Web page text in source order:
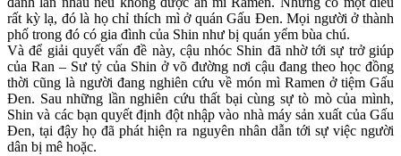
rất kỳ lạ, đó là họ chỉ thích mì ở quán Gấu Đen. Mọi người ở thành
phố trong đó có gia đình của Shin như bị quán yểm bùa chú.
Và để giải quyết vấn đề này, cậu nhóc Shin đã nhờ tới sự trở giúp
của Ran – Sư tỷ của Shin ở võ đường nơi cậu đang theo học đồng
thời cũng là người đang nghiên cứu về món mì Ramen ở tiệm Gấu
Đen. Sau những lần nghiên cứu thất bại cùng sự tò mò của mình,
Shin và các bạn quyết định đột nhập vào nhà máy sản xuất của Gấu
Đen, tại đậy họ đã phát hiện ra nguyên nhân dẫn tới sự việc người
dân bị mê hoặc.